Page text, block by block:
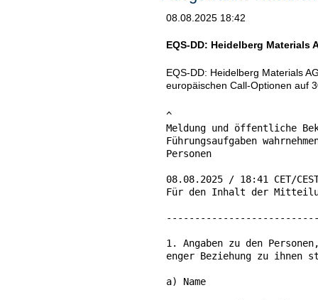
08.08.2025 18:42
EQS-DD: Heidelberg Materials
EQS-DD: Heidelberg Materials
europäischen Call-Optionen auf
^
Meldung und öffentliche
Führungsaufgaben
Personen
08.08.2025 / 18:41 CET/
Für den Inhalt der
1. Angaben zu den
enger Beziehung zu ihnen
a) Name